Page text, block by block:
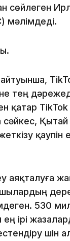
сөйлеген
мәлімдеді.
тең
қатар
Қытай
қаупін
аяқталуға
530
ірі
үшін